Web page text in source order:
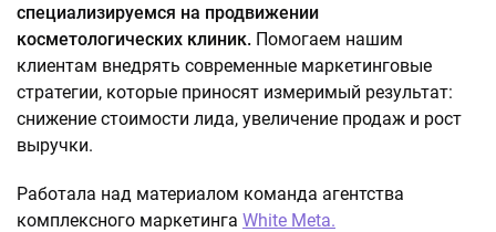
специализируемся на продвижении
косметологических клиник. Помогаем нашим
клиентам внедрять современные маркетинговые
стратегии, которые приносят измеримый результат:
снижение стоимости лида, увеличение продаж и рост
выручки.
Работала над материалом команда агентства
комплексного маркетинга White Meta.